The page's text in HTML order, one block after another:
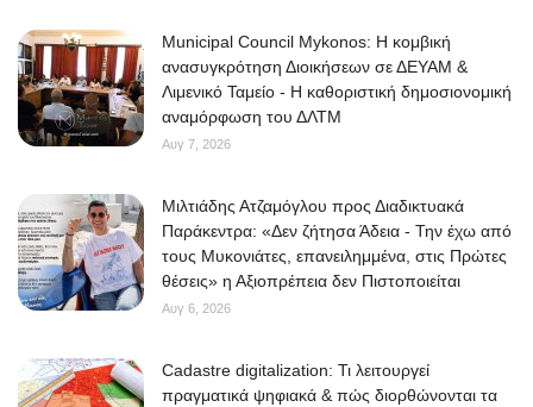
Municipal Council Mykonos: Η κομβική
ανασυγκρότηση Διοικήσεων σε ΔΕΥΑΜ &
Λιμενικό Ταμείο - Η καθοριστική δημοσιονομική
αναμόρφωση του ΔΛΤΜ
Αυγ 7, 2026
Μιλτιάδης Ατζαμόγλου προς Διαδικτυακά
Παράκεντρα: «Δεν ζήτησα Άδεια - Την έχω από
τους Μυκονιάτες, επανειλημμένα, στις Πρώτες
θέσεις» η Αξιοπρέπεια δεν Πιστοποιείται
Αυγ 6, 2026
Cadastre digitalization: Τι λειτουργεί
πραγματικά ψηφιακά & πώς διορθώνονται τα